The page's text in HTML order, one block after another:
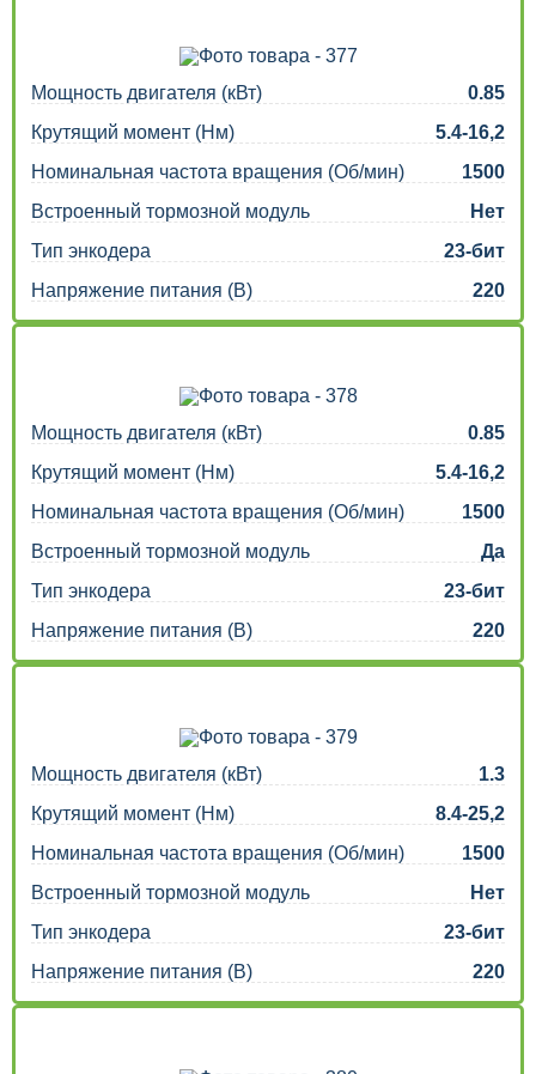
Мощность двигателя (кВт)
0.85
Крутящий момент (Нм)
5.4-16,2
Номинальная частота вращения (Об/мин)
1500
Встроенный тормозной модуль
Нет
Тип энкодера
23-бит
Напряжение питания (В)
220
Мощность двигателя (кВт)
0.85
Крутящий момент (Нм)
5.4-16,2
Номинальная частота вращения (Об/мин)
1500
Встроенный тормозной модуль
Да
Тип энкодера
23-бит
Напряжение питания (В)
220
Мощность двигателя (кВт)
1.3
Крутящий момент (Нм)
8.4-25,2
Номинальная частота вращения (Об/мин)
1500
Встроенный тормозной модуль
Нет
Тип энкодера
23-бит
Напряжение питания (В)
220